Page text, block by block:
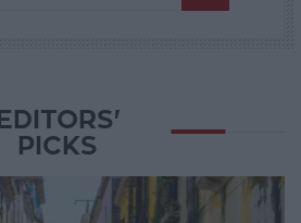
EDITORS'
PICKS